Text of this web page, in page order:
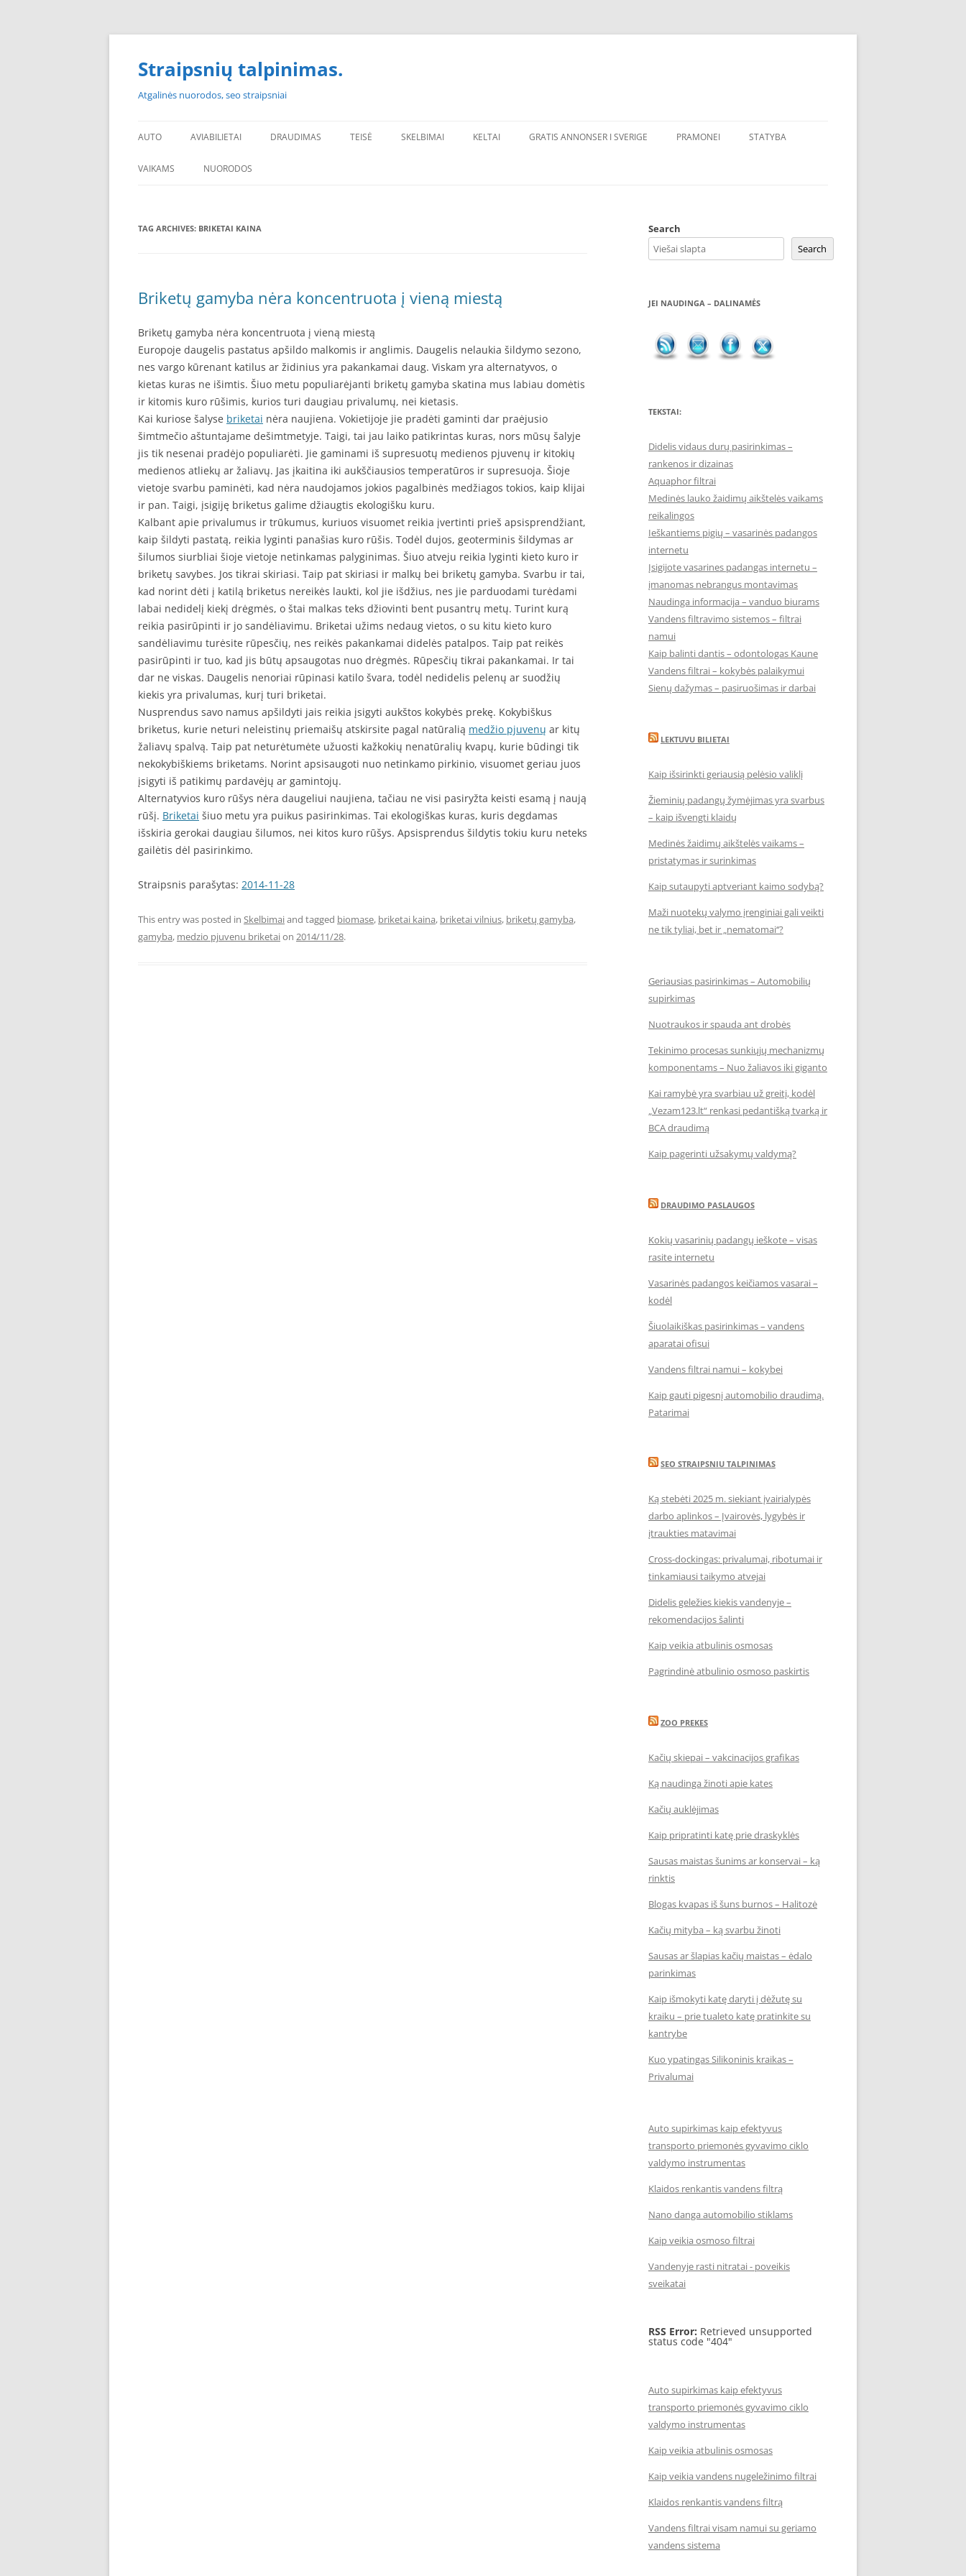
Skip
Straipsnių talpinimas.
Atgalinės nuorodos, seo straipsniai
AUTO AVIABILIETAI DRAUDIMAS TEISĖ SKELBIMAI KELTAI GRATIS ANNONSER I SVERIGE PRAMONEI STATYBA
VAIKAMS NUORODOS
PADANGOS PIGIAU
SEO STRAIPSNIU TALPINIMAS
TAG ARCHIVES: BRIKETAI KAINA
Briketų gamyba nėra koncentruota į vieną miestą
Briketų gamyba nėra koncentruota į vieną miestą
Europoje daugelis pastatus apšildo malkomis ir anglimis. Daugelis nelaukia šildymo sezono,
nes vargo kūrenant katilus ar židinius yra pakankamai daug. Viskam yra alternatyvos, o
kietas kuras ne išimtis. Šiuo metu populiarėjanti briketų gamyba skatina mus labiau domėtis
ir kitomis kuro rūšimis, kurios turi daugiau privalumų, nei kietasis.
Kai kuriose šalyse briketai nėra naujiena. Vokietijoje jie pradėti gaminti dar praėjusio
šimtmečio aštuntajame dešimtmetyje. Taigi, tai jau laiko patikrintas kuras, nors mūsų šalyje
jis tik nesenai pradėjo populiarėti. Jie gaminami iš supresuotų medienos pjuvenų ir kitokių
medienos atliekų ar žaliavų. Jas įkaitina iki aukščiausios temperatūros ir supresuoja. Šioje
vietoje svarbu paminėti, kad nėra naudojamos jokios pagalbinės medžiagos tokios, kaip klijai
ir pan. Taigi, įsigiję briketus galime džiaugtis ekologišku kuru.
Kalbant apie privalumus ir trūkumus, kuriuos visuomet reikia įvertinti prieš apsisprendžiant,
kaip šildyti pastatą, reikia lyginti panašias kuro rūšis. Todėl dujos, geoterminis šildymas ar
šilumos siurbliai šioje vietoje netinkamas palyginimas. Šiuo atveju reikia lyginti kieto kuro ir
briketų savybes. Jos tikrai skiriasi. Taip pat skiriasi ir malkų bei briketų gamyba. Svarbu ir tai,
kad norint dėti į katilą briketus nereikės laukti, kol jie išdžius, nes jie parduodami turėdami
labai nedidelį kiekį drėgmės, o štai malkas teks džiovinti bent pusantrų metų. Turint kurą
reikia pasirūpinti ir jo sandėliavimu. Briketai užims nedaug vietos, o su kitu kieto kuro
sandėliavimu turėsite rūpesčių, nes reikės pakankamai didelės patalpos. Taip pat reikės
pasirūpinti ir tuo, kad jis būtų apsaugotas nuo drėgmės. Rūpesčių tikrai pakankamai. Ir tai
dar ne viskas. Daugelis nenoriai rūpinasi katilo švara, todėl nedidelis pelenų ar suodžių
kiekis yra privalumas, kurį turi briketai.
Nusprendus savo namus apšildyti jais reikia įsigyti aukštos kokybės prekę. Kokybiškus
briketus, kurie neturi neleistinų priemaišų atskirsite pagal natūralią medžio pjuvenų ar kitų
žaliavų spalvą. Taip pat neturėtumėte užuosti kažkokių nenatūralių kvapų, kurie būdingi tik
nekokybiškiems briketams. Norint apsisaugoti nuo netinkamo pirkinio, visuomet geriau juos
įsigyti iš patikimų pardavėjų ar gamintojų.
Alternatyvios kuro rūšys nėra daugeliui naujiena, tačiau ne visi pasiryžta keisti esamą į naują
rūšį. Briketai šiuo metu yra puikus pasirinkimas. Tai ekologiškas kuras, kuris degdamas
išskiria gerokai daugiau šilumos, nei kitos kuro rūšys. Apsisprendus šildytis tokiu kuru neteks
gailėtis dėl pasirinkimo.
Straipsnis parašytas: 2014-11-28
This entry was posted in Skelbimaiand tagged biomase, briketai kaina, briketai vilnius, briketų gamyba,
gamyba, medzio pjuvenu briketaion 2014/11/28.
Search
Search
JEI NAUDINGA – DALINAMĖS
TEKSTAI:
Didelis vidaus durų pasirinkimas –
rankenos ir dizainas
Aquaphor filtrai
Medinės lauko žaidimų aikštelės vaikams
reikalingos
Ieškantiems pigių – vasarinės padangos
internetu
Įsigijote vasarines padangas internetu –
įmanomas nebrangus montavimas
Naudinga informacija – vanduo biurams
Vandens filtravimo sistemos – filtrai
namui
Kaip balinti dantis – odontologas Kaune
Vandens filtrai – kokybės palaikymui
Sienų dažymas – pasiruošimas ir darbai
LEKTUVU BILIETAI
Kaip išsirinkti geriausią pelėsio valiklį
Žieminių padangų žymėjimas yra svarbus
– kaip išvengti klaidų
Medinės žaidimų aikštelės vaikams –
pristatymas ir surinkimas
Kaip sutaupyti aptveriant kaimo sodybą?
Maži nuotekų valymo įrenginiai gali veikti
ne tik tyliai, bet ir „nematomai‘‘?
Geriausias pasirinkimas – Automobilių
supirkimas
Nuotraukos ir spauda ant drobės
Tekinimo procesas sunkiųjų mechanizmų
komponentams – Nuo žaliavos iki giganto
Kai ramybė yra svarbiau už greitį, kodėl
„Vezam123.lt“ renkasi pedantišką tvarką ir
BCA draudimą
Kaip pagerinti užsakymų valdymą?
DRAUDIMO PASLAUGOS
Kokių vasarinių padangų ieškote – visas
rasite internetu
Vasarinės padangos keičiamos vasarai –
kodėl
Šiuolaikiškas pasirinkimas – vandens
aparatai ofisui
Vandens filtrai namui – kokybei
Kaip gauti pigesnį automobilio draudimą.
Patarimai
SEO STRAIPSNIU TALPINIMAS
Ką stebėti 2025 m. siekiant įvairialypės
darbo aplinkos – Įvairovės, lygybės ir
įtraukties matavimai
Cross-dockingas: privalumai, ribotumai ir
tinkamiausi taikymo atvejai
Didelis geležies kiekis vandenyje –
rekomendacijos šalinti
Kaip veikia atbulinis osmosas
Pagrindinė atbulinio osmoso paskirtis
ZOO PREKES
Kačių skiepai – vakcinacijos grafikas
Ką naudinga žinoti apie kates
Kačių auklėjimas
Kaip pripratinti katę prie draskyklės
Sausas maistas šunims ar konservai – ką
rinktis
Blogas kvapas iš šuns burnos – Halitozė
Kačių mityba – ką svarbu žinoti
Sausas ar šlapias kačių maistas – ėdalo
parinkimas
Kaip išmokyti katę daryti į dėžutę su
kraiku – prie tualeto katę pratinkite su
kantrybe
Kuo ypatingas Silikoninis kraikas –
Privalumai
Auto supirkimas kaip efektyvus
transporto priemonės gyvavimo ciklo
valdymo instrumentas
Klaidos renkantis vandens filtrą
Nano danga automobilio stiklams
Kaip veikia osmoso filtrai
Vandenyje rasti nitratai - poveikis
sveikatai
RSS Error: Retrieved unsupported
status code "404"
Auto supirkimas kaip efektyvus
transporto priemonės gyvavimo ciklo
valdymo instrumentas
Kaip veikia atbulinis osmosas
Kaip veikia vandens nugeležinimo filtrai
Klaidos renkantis vandens filtrą
Vandens filtrai visam namui su geriamo
vandens sistema